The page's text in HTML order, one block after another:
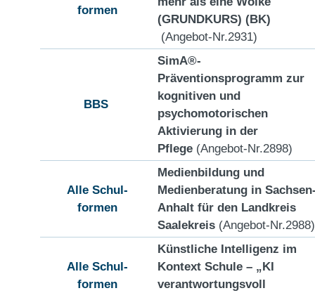
formen
(GRUNDKURS) (BK)
(Angebot-Nr.2931)
BBS
SimA®-
Präventionsprogramm zur
kognitiven und
psychomotorischen
Aktivierung in der
Pflege (Angebot-Nr.2898)
Alle Schul-
formen
Medienbildung und
Medienberatung in
Anhalt für den Landkreis
Saalekreis (Angebot-Nr.2988)
Alle Schul-
formen
Künstliche Intelligenz im
Kontext Schule – „KI
verantwortungsvoll